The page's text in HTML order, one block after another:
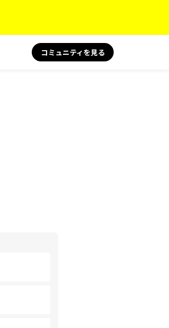
コミュニティを見る